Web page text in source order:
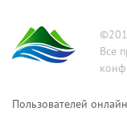
Все
Пользователей